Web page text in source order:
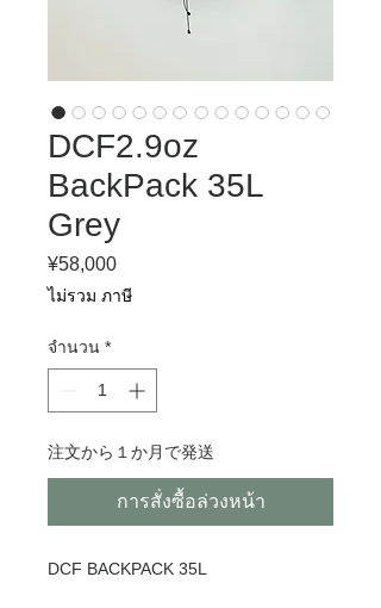
DCF2.9oz
BackPack 35L
Grey
¥58,000ราคา
ไม่รวม ภาษี
จำนวน *
注文から１か月で発送
การสั่งซื้อล่วงหน้า
DCF BACKPACK 35L